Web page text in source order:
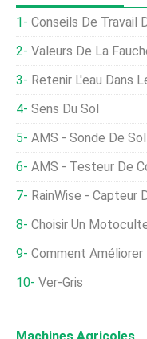
Conseils De Travail
Valeurs De La
Retenir L'eau Dans
Sens Du Sol
AMS - Sonde De
AMS - Testeur De
RainWise - Capteur
Choisir Un
Comment Améliorer
Ver-Gris